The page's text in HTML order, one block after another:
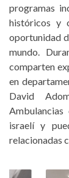
programas
históricos y
oportunidad
mundo.
comparten
en
David
israelí y
relacionadas